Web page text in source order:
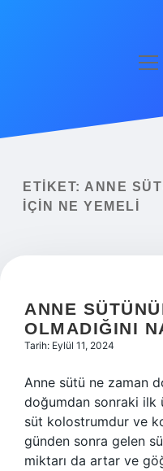
Yasal Uyarı
ETIKET: ANNE
IÇIN NE YEMELI
ANNE
OLMADIĞINI
Tarih: Eylül 11, 2024
Anne sütü ne zaman
doğumdan sonraki
süt kolostrumdur ve
günden sonra gelen
miktarı da artar ve